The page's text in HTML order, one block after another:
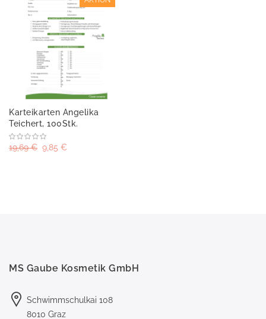
Karteikarten Angelika
Teichert, 100Stk.
9,85 €
19,69 €
MS Gaube Kosmetik GmbH
Schwimmschulkai 108
8010 Graz